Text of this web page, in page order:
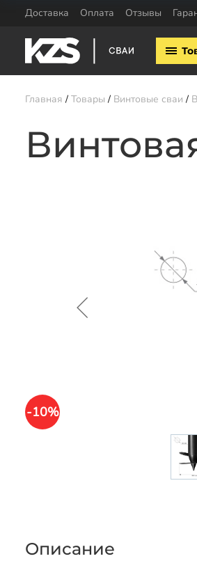
Доставка Оплата Отзывы
Винтовые сваи 57мм
Винтовые сваи 108мм
Винтовые сваи 159мм
Винтовые сваи 219мм
Главная Товары Винтовые сваи
-10%
Описание